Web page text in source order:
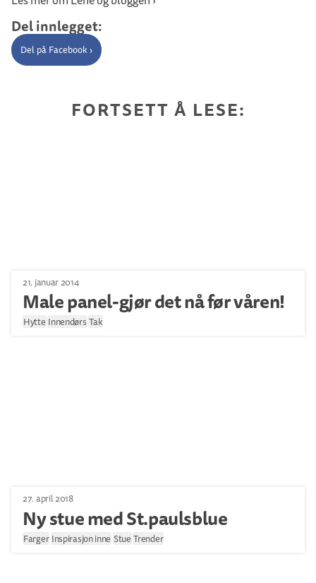
Del innlegget:
Del på Facebook ›
FORTSETT Å LESE:
21. januar 2014
Male panel-gjør det nå før våren!
Hytte Innendørs Tak
27. april 2018
Ny stue med St.paulsblue
Farger Inspirasjon inne Stue Trender